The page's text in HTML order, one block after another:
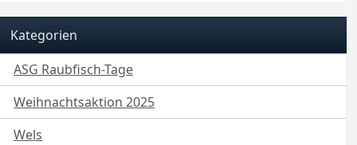
Kategorien
ASG Raubfisch-Tage
Weihnachtsaktion 2025
Wels